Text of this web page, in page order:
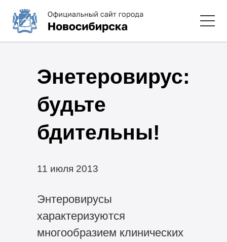
Энетеровирус:
будьте
бдительны!
11 июля 2013
Энтеровирусы
характеризуются
многообразием клинических